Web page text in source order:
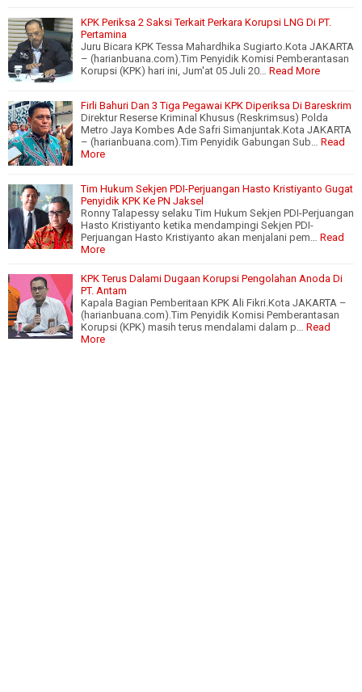
KPK Periksa 2 Saksi Terkait Perkara Korupsi LNG Di PT.
Pertamina
Juru Bicara KPK Tessa Mahardhika Sugiarto.Kota JAKARTA
– (harianbuana.com).Tim Penyidik Komisi Pemberantasan
Korupsi (KPK) hari ini, Jum'at 05 Juli 20…
Read More
Firli Bahuri Dan 3 Tiga Pegawai KPK Diperiksa Di Bareskrim
Direktur Reserse Kriminal Khusus (Reskrimsus) Polda
Metro Jaya Kombes Ade Safri Simanjuntak.Kota JAKARTA
– (harianbuana.com).Tim Penyidik Gabungan Sub…
Read
More
Tim Hukum Sekjen PDI-Perjuangan Hasto Kristiyanto Gugat
Penyidik KPK Ke PN Jaksel
Ronny Talapessy selaku Tim Hukum Sekjen PDI-Perjuangan
Hasto Kristiyanto ketika mendampingi Sekjen PDI-
Perjuangan Hasto Kristiyanto akan menjalani pem…
Read
More
KPK Terus Dalami Dugaan Korupsi Pengolahan Anoda Di
PT. Antam
Kapala Bagian Pemberitaan KPK Ali Fikri.Kota JAKARTA –
(harianbuana.com).Tim Penyidik Komisi Pemberantasan
Korupsi (KPK) masih terus mendalami dalam p…
Read
More